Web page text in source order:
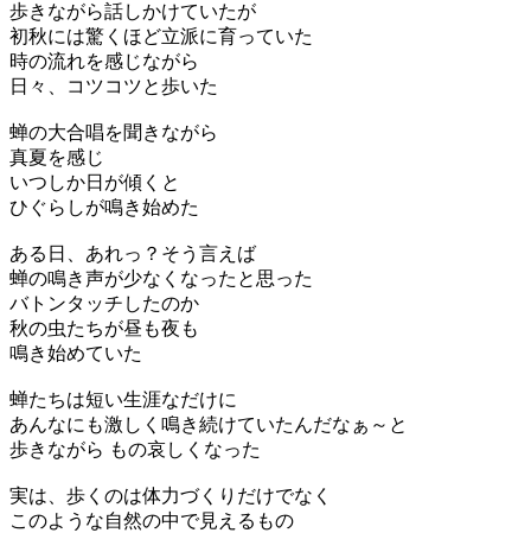
歩きながら話しかけていたが
初秋には驚くほど立派に育っていた
時の流れを感じながら
日々、コツコツと歩いた
蝉の大合唱を聞きながら
真夏を感じ
いつしか日が傾くと
ひぐらしが鳴き始めた
ある日、あれっ？そう言えば
蝉の鳴き声が少なくなったと思った
バトンタッチしたのか
秋の虫たちが昼も夜も
鳴き始めていた
蝉たちは短い生涯なだけに
あんなにも激しく鳴き続けていたんだなぁ～と
歩きながら もの哀しくなった
実は、歩くのは体力づくりだけでなく
このような自然の中で見えるもの